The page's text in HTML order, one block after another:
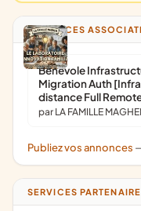
ANNONCES
Bénévole
Migration Auth
distance Full
par LA FAMILLE
Publiez vos annonces -
SERVICES